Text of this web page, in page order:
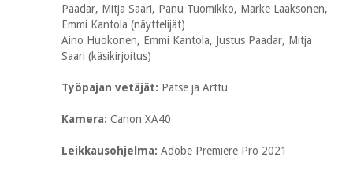
Paadar, Mitja Saari, Panu Tuomikko, Marke Laaksonen,
Emmi Kantola (näyttelijät)
Aino Huokonen, Emmi Kantola, Justus Paadar, Mitja
Saari (käsikirjoitus)
Työpajan vetäjät: Patse ja Arttu
Kamera: Canon XA40
Leikkausohjelma: Adobe Premiere Pro 2021